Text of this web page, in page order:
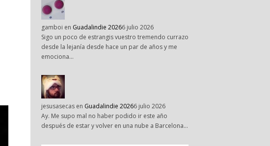
gamboi en Guadalindie 20266 julio 2026
Sigo un poco de estrangis vuestro tremendo currazo
desde la lejanía desde hace un par de años y me
emociona…
jesusasecas en Guadalindie 20266 julio 2026
Ay. Me supo mal no haber podido ir este año
después de estar y volver en una nube a Barcelona…